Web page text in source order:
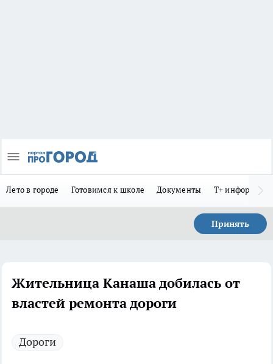
Лето в городе Готовимся к школе Документы Т+
Принять
Жительница Канаша добилась от
властей ремонта дороги
Дороги